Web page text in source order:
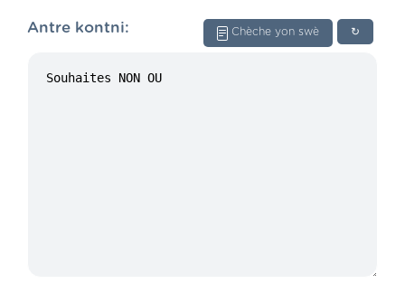
↻
Chèche yon swè
Antre kontni: